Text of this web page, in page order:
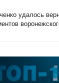
удалось